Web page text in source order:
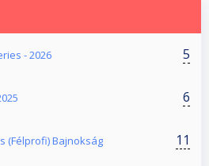
- 2026 5
6
(Félprofi) Bajnokság 11